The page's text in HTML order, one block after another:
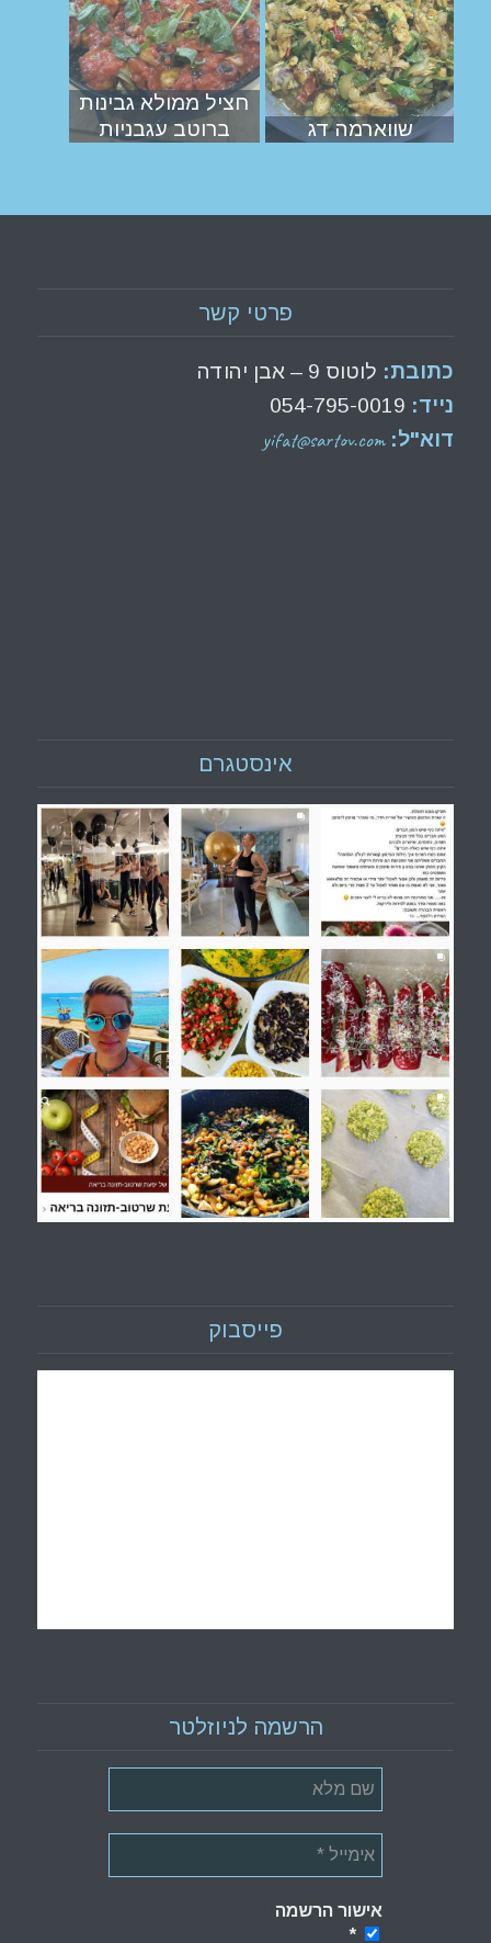
שווארמה דג
חציל ממולא גבינות
ברוטב עגבניות
פרטי קשר
כתובת: לוטוס 9 – אבן יהודה
נייד: 054-795-0019
דוא"ל:yifat@sartov.com
אינסטגרם
פייסבוק
הרשמה לניוזלטר
אישור הרשמה
*